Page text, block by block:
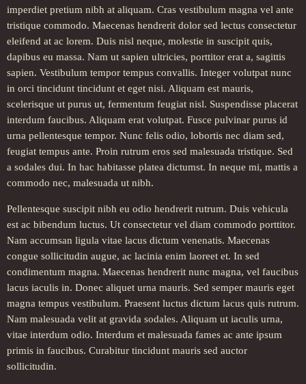
imperdiet pretium nibh at aliquam. Cras vestibulum magna vel ante
tristique commodo. Maecenas hendrerit dolor sed lectus consectetur
eleifend at ac lorem. Duis nisl neque, molestie in suscipit quis,
dapibus eu massa. Nam ut sapien ultricies, porttitor erat a, sagittis
sapien. Vestibulum tempor tempus convallis. Integer volutpat nunc
in orci tincidunt tincidunt et eget nisi. Aliquam est mauris,
scelerisque ut purus ut, fermentum feugiat nisl. Suspendisse placerat
interdum faucibus. Aliquam erat volutpat. Fusce pulvinar purus id
urna pellentesque tempor. Nunc felis odio, lobortis nec diam sed,
feugiat tempus ante. Proin rutrum eros sed malesuada tristique. Sed
a sodales dui. In hac habitasse platea dictumst. In neque mi, mattis a
commodo nec, malesuada ut nibh.
Pellentesque suscipit nibh eu odio hendrerit rutrum. Duis vehicula
est ac bibendum luctus. Ut consectetur vel diam commodo porttitor.
Nam accumsan ligula vitae lacus dictum venenatis. Maecenas
congue sollicitudin augue, ac lacinia enim laoreet et. In sed
condimentum magna. Maecenas hendrerit nunc magna, vel faucibus
lacus iaculis in. Donec aliquet urna mauris. Sed semper mauris eget
magna tempus vestibulum. Praesent luctus dictum lacus quis rutrum.
Nam malesuada velit at gravida sodales. Aliquam ut iaculis urna,
vitae interdum odio. Interdum et malesuada fames ac ante ipsum
primis in faucibus. Curabitur tincidunt mauris sed auctor
sollicitudin.